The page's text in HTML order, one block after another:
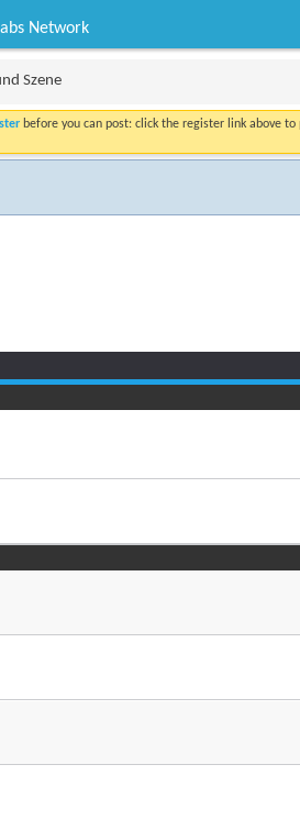
Network
Szene
before you can post: click the register link above